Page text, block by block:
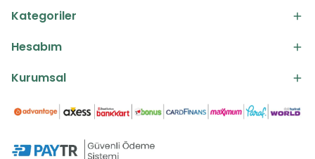
Kategoriler
Hesabım
Kurumsal